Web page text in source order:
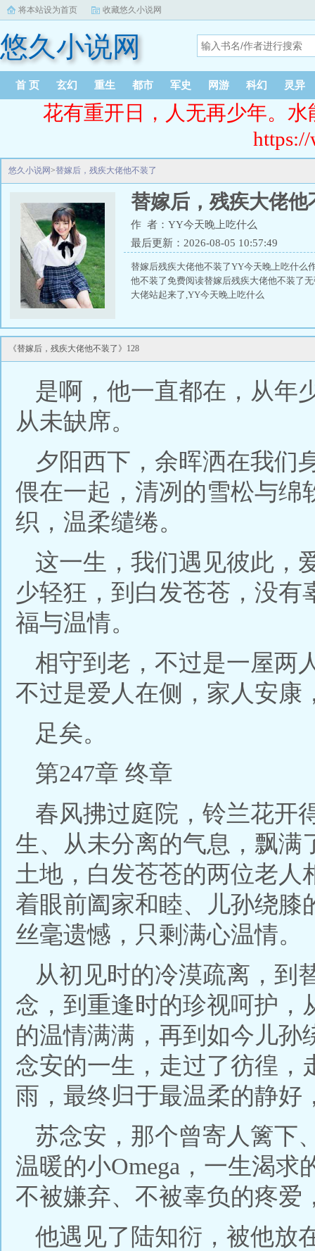
将本站设为首页 收藏悠久小说网
悠久小说网
首 页 玄幻 重生 都市 军史 网游 科幻 灵异
花有重开日，人无再少年。
悠久小说网>替嫁后，残疾大佬他不装了
替嫁后，残疾大佬他
作 者：YY今天晚上吃什么
最后更新：2026-08-05 10:57:49
替嫁后残疾大佬他不装了YY今天晚上吃什么
他不装了免费阅读替嫁后残疾大佬他不装了
大佬站起来了,YY今天晚上吃什么
《替嫁后，残疾大佬他不装了》128
是啊，他一直都在，从年
从未缺席。
夕阳西下，余晖洒在我们
偎在一起，清冽的雪松与绵
织，温柔缱绻。
这一生，我们遇见彼此，
少轻狂，到白发苍苍，没有
福与温情。
相守到老，不过是一屋两
不过是爱人在侧，家人安康
足矣。
第247章 终章
春风拂过庭院，铃兰花开
生、从未分离的气息，飘满
土地，白发苍苍的两位老
着眼前阖家和睦、儿孙绕膝
丝毫遗憾，只剩满心温情。
从初见时的冷漠疏离，到
念，到重逢时的珍视呵护，
的温情满满，再到如今儿孙
念安的一生，走过了彷徨，
雨，最终归于最温柔的静好
苏念安，那个曾寄人篱下
温暖的小Omega，一生渴
不被嫌弃、不被辜负的疼爱
他遇见了陆知衍，被他放